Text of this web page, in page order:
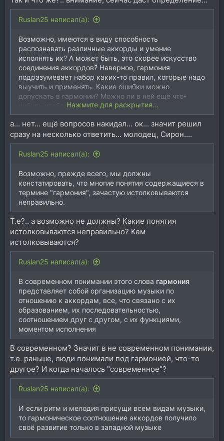
Ruslan25 написал(а):
Возможно, имеются в виду способность
распознавать различные аккорды и умение
исполнять их? А может быть, это скорее искусство
соединения аккордов? Наверное, гармония
подразумевает набор каких-то правил, которые надо
выучить и применять. Какие ошибки можно
допускать в гармонии? Можно ли в ней ещё что-
нибудь изобрести или всё уже сказано?
Нажмите для раскрытия...
а... нет... ещё вопросов накидал... ок... значит решил
сразу на несколько ответить... молодец, Сирон....
Ruslan25 написал(а):
Возможно, прежде всего, мы должны
констатировать, что многие понятия содержащиеся в
термине "гармония", зачастую истолковываются
неправильно.
Т.е?.. а возможно не должны? Какие понятия
истолковываются неправильно? Кем
истолковываются?
Ruslan25 написал(а):
В современном понимании этого слова гармония
представляет собой организацию музыки по
отношению к аккордам, все, что связано с их
образованием, их последовательностью,
соотношением друг с другом, с их функциями,
моментом исполнения
В современном? Значит в не современном понимании,
т.е. раньше, люди понимали под гармонией, что-то
другое? И когда началось "современное"?
Ruslan25 написал(а):
И если ритм и мелодия присущи всем видам музыки,
то гармоническое соотношение аккордов получило
своё развитие только в западной музыке